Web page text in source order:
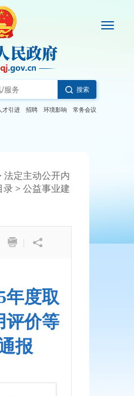
搜索
才引进 招聘 环境影响 常务会议
法定主动公开内
录 > 公益事业建
|
年度取
评价等
报